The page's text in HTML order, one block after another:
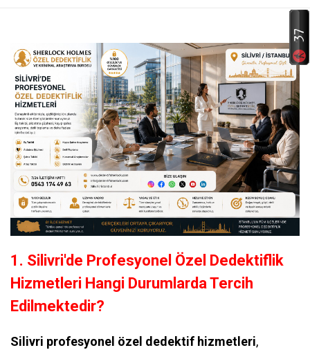
1. Silivri'de Profesyonel Özel Dedektiflik
Hizmetleri Hangi Durumlarda Tercih
Edilmektedir?
Silivri profesyonel özel dedektif hizmetleri,